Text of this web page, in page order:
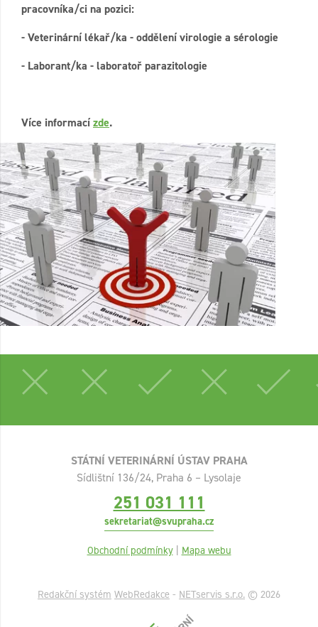
pracovníka/ci na pozici:
- Veterinární lékař/ka - oddělení virologie a sérologie
- Laborant/ka - laboratoř parazitologie
Více informacízde.
STÁTNÍ VETERINÁRNÍ ÚSTAV PRAHA
Sídlištní 136/24, Praha 6 – Lysolaje
251 031 111
sekretariat@svupraha.cz
Obchodní podmínky | Mapa webu
Redakční systém WebRedakce - NETservis s.r.o. © 2026